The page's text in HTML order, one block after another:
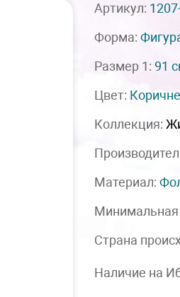
Артикул:
Форма:
Размер 1: 91
Цвет:
Коллекция:
Материал:
Минимальная
Страна
Наличие на